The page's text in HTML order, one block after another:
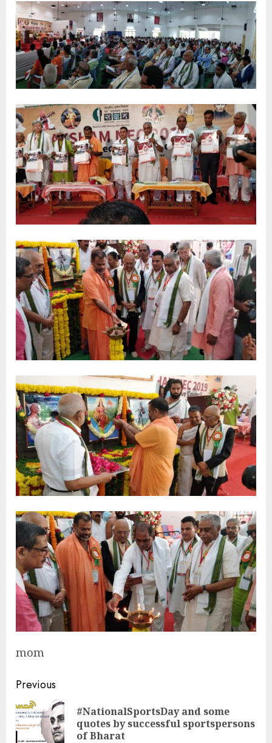
mom
Continue
Reading
Previous
#NationalSportsDay and some
quotes by successful sportspersons
of Bharat